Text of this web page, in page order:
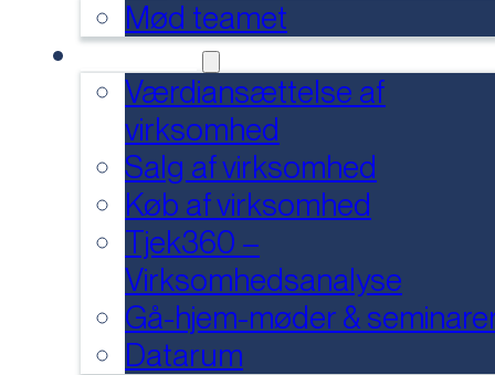
Mød teamet
Værdiansættelse af
virksomhed
Salg af virksomhed
Køb af virksomhed
Tjek360 –
Virksomhedsanalyse
Gå-hjem-møder &
Datarum